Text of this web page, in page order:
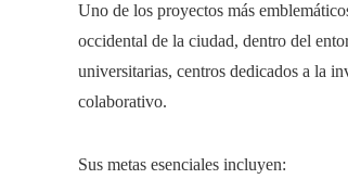
Uno de los proyectos más
occidental de la ciudad, dentro del
universitarias, centros dedicados a la
colaborativo.
Sus metas esenciales incluyen: